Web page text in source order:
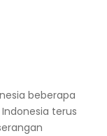
beberapa
terus